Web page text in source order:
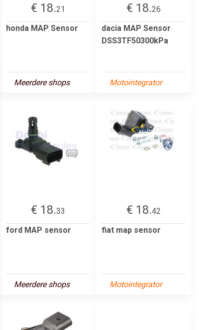
€ 18.21
honda MAP Sensor
Meerdere shops
€ 18.26
dacia MAP Sensor
DSS3TF50300kPa
Motointegrator
€ 18.33
ford MAP sensor
Meerdere shops
€ 18.42
fiat map sensor
Motointegrator